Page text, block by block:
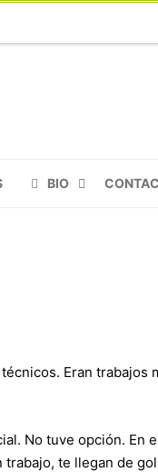
BIO
Eran trabajos
No tuve opción. En
te llegan de